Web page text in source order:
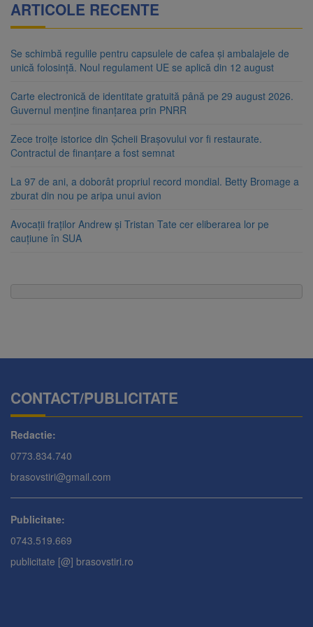
ARTICOLE RECENTE
Se schimbă regulile pentru capsulele de cafea și ambalajele de
unică folosință. Noul regulament UE se aplică din 12 august
Carte electronică de identitate gratuită până pe 29 august 2026.
Guvernul menține finanțarea prin PNRR
Zece troițe istorice din Șcheii Brașovului vor fi restaurate.
Contractul de finanțare a fost semnat
La 97 de ani, a doborât propriul record mondial. Betty Bromage a
zburat din nou pe aripa unui avion
Avocații fraților Andrew și Tristan Tate cer eliberarea lor pe
cauțiune în SUA
CONTACT/PUBLICITATE
Redactie:
0773.834.740
brasovstiri@gmail.com
Publicitate:
0743.519.669
publicitate [@] brasovstiri.ro